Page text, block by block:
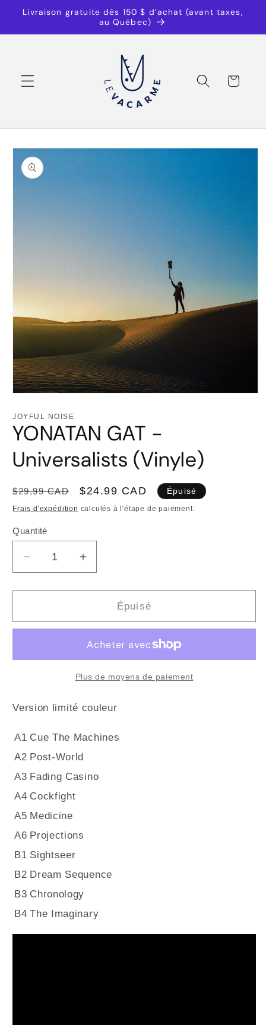
passer
Livraison gratuite dès 150 $ d’achat (avant taxes,
au Québec)
Panier
Passer aux
informations
produits
média
dans
une
fenêtre
modale
JOYFUL NOISE
YONATAN GAT -
Universalists (Vinyle)
Prix
habituel
$29.99 CAD
Prix
promotionnel
$24.99 CAD Épuisé
Frais d'expédition calculés à l'étape de paiement.
Quantité
Quantité
Réduire
la
quantité
YONATAN
Universalists
Augmenter
la
quantité
YONATAN
Universalists
(Vinyle)
Épuisé
Plus de moyens de paiement
Version limité couleur
A1 Cue The Machines
A2 Post-World
A3 Fading Casino
A4 Cockfight
A5 Medicine
A6 Projections
B1 Sightseer
B2 Dream Sequence
B3 Chronology
B4 The Imaginary